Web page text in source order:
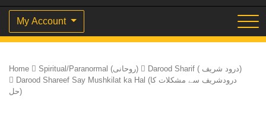
My Account
Home Spiritual/Paranormal (روحانی)
Darood Sharif ( درود شریف)
Darood Shareef Say Mushkilat ka Hal (درودشریف سے مشکلات کا
حل)